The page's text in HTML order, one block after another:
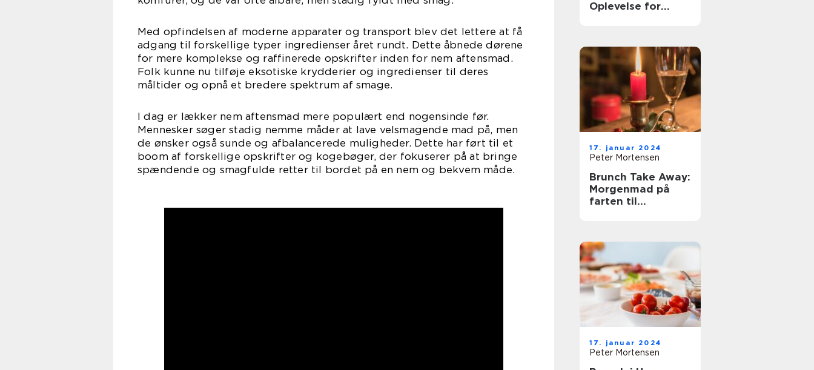
Med opfindelsen af moderne apparater og transport blev det lettere at få
adgang til forskellige typer ingredienser året rundt. Dette åbnede dørene
for mere komplekse og raffinerede opskrifter inden for nem aftensmad.
Folk kunne nu tilføje eksotiske krydderier og ingredienser til deres
måltider og opnå et bredere spektrum af smage.
I dag er lækker nem aftensmad mere populært end nogensinde før.
Mennesker søger stadig nemme måder at lave velsmagende mad på, men
de ønsker også sunde og afbalancerede muligheder. Dette har ført til et
boom af forskellige opskrifter og kogebøger, der fokuserer på at bringe
spændende og smagfulde retter til bordet på en nem og bekvem måde.
Oplevelse for
17. januar 2024
Peter Mortensen
Brunch Take Away:
Morgenmad på
farten til
17. januar 2024
Peter Mortensen